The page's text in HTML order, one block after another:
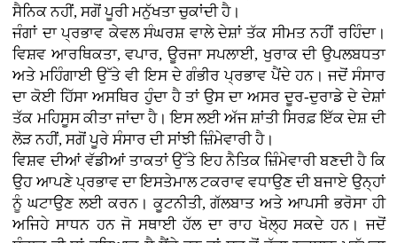
ਸੈਨਿਕ ਨਹੀਂ, ਸਗੋਂ ਪੂਰੀ ਮਨੁੱਖਤਾ ਚੁਕਾਂਦੀ ਹੈ।
ਜੰਗਾਂ ਦਾ ਪ੍ਰਭਾਵ ਕੇਵਲ ਸੰਘਰਸ਼ ਵਾਲੇ ਦੇਸ਼ਾਂ ਤੱਕ ਸੀਮਤ ਨਹੀਂ ਰਹਿੰਦਾ।
ਵਿਸ਼ਵ ਆਰਥਿਕਤਾ, ਵਪਾਰ, ਊਰਜਾ ਸਪਲਾਈ, ਖੁਰਾਕ ਦੀ ਉਪਲਬਧਤਾ
ਅਤੇ ਮਹਿੰਗਾਈ ਉੱਤੇ ਵੀ ਇਸ ਦੇ ਗੰਭੀਰ ਪ੍ਰਭਾਵ ਪੈਂਦੇ ਹਨ। ਜਦੋਂ ਸੰਸਾਰ
ਦਾ ਕੋਈ ਹਿੱਸਾ ਅਸਥਿਰ ਹੁੰਦਾ ਹੈ ਤਾਂ ਉਸ ਦਾ ਅਸਰ ਦੂਰ-ਦੁਰਾਡੇ ਦੇ ਦੇਸ਼ਾਂ
ਤੱਕ ਮਹਿਸੂਸ ਕੀਤਾ ਜਾਂਦਾ ਹੈ। ਇਸ ਲਈ ਅੱਜ ਸ਼ਾਂਤੀ ਸਿਰਫ਼ ਇੱਕ ਦੇਸ਼ ਦੀ
ਲੋੜ ਨਹੀਂ, ਸਗੋਂ ਪੂਰੇ ਸੰਸਾਰ ਦੀ ਸਾਂਝੀ ਜ਼ਿੰਮੇਵਾਰੀ ਹੈ।
ਵਿਸ਼ਵ ਦੀਆਂ ਵੱਡੀਆਂ ਤਾਕਤਾਂ ਉੱਤੇ ਇਹ ਨੈਤਿਕ ਜ਼ਿੰਮੇਵਾਰੀ ਬਣਦੀ ਹੈ ਕਿ
ਉਹ ਆਪਣੇ ਪ੍ਰਭਾਵ ਦਾ ਇਸਤੇਮਾਲ ਟਕਰਾਵ ਵਧਾਉਣ ਦੀ ਬਜਾਏ ਉਨ੍ਹਾਂ
ਨੂੰ ਘਟਾਉਣ ਲਈ ਕਰਨ। ਕੂਟਨੀਤੀ, ਗੱਲਬਾਤ ਅਤੇ ਆਪਸੀ ਭਰੋਸਾ ਹੀ
ਅਜਿਹੇ ਸਾਧਨ ਹਨ ਜੋ ਸਥਾਈ ਹੱਲ ਦਾ ਰਾਹ ਖੋਲ੍ਹ ਸਕਦੇ ਹਨ। ਜਦੋਂ